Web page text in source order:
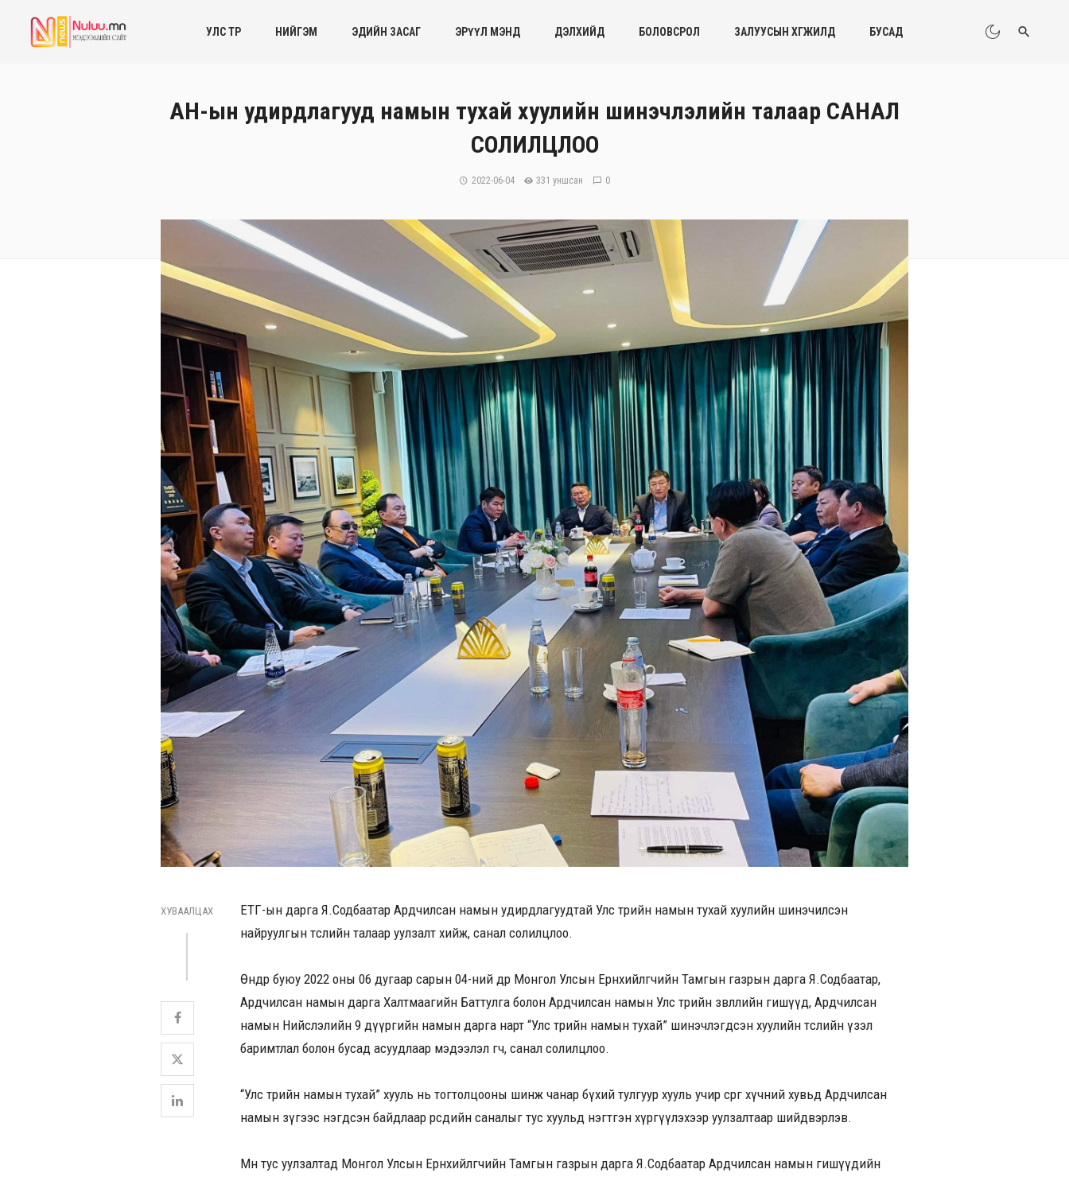
УЛС ТӨР НИЙГЭМ ЭДИЙН ЗАСАГ ЭРҮҮЛ МЭНД ДЭЛХИЙД БОЛОВСРОЛ ЗАЛУУСЫН ХӨГЖИЛД БУСАД
АН-ын удирдлагууд намын тухай хуулийн шинэчлэлийн талаар САНАЛ
СОЛИЛЦЛОО
2022-06-04 331 уншсан 0
ХУВААЛЦАХ
ЕТГ-ын дарга Я.Содбаатар Ардчилсан намын удирдлагуудтай Улс төрийн намын тухай хуулийн шинэчилсэн
найруулгын төслийн талаар уулзалт хийж, санал солилцлоо.
Өнөөдөр буюу 2022 оны 06 дугаар сарын 04-ний өдөр Монгол Улсын Ерөнхийлөгчийн Тамгын газрын дарга Я.Содбаатар,
Ардчилсан намын дарга Халтмаагийн Баттулга болон Ардчилсан намын Улс төрийн зөвлөлийн гишүүд, Ардчилсан
намын Нийслэлийн 9 дүүргийн намын дарга нарт “Улс төрийн намын тухай” шинэчлэгдсэн хуулийн төслийн үзэл
баримтлал болон бусад асуудлаар мэдээлэл өгч, санал солилцлоо.
“Улс төрийн намын тухай” хууль нь тогтолцооны шинж чанар бүхий тулгуур хууль учир сөрөг хүчний хувьд Ардчилсан
намын зүгээс нэгдсэн байдлаар өөрсдийн саналыг тус хуульд нэгтгэн хүргүүлэхээр уулзалтаар шийдвэрлэв.
Мөн тус уулзалтад Монгол Улсын Ерөнхийлөгчийн Тамгын газрын дарга Я.Содбаатар Ардчилсан намын гишүүдийн